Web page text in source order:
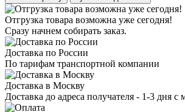
Отгрузка товара возможна уже сегодня!
Сразу начнем собирать заказ.
Доставка по России
По тарифам транспортной компании
Доставка в Москву
Доставка до адреса получателя - 1-3 дня с